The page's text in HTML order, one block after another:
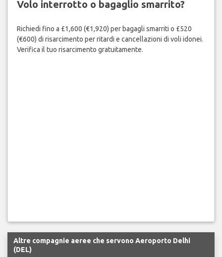
Volo interrotto o bagaglio smarrito?
Richiedi fino a £1,600 (€1,920) per bagagli smarriti o £520
(€600) di risarcimento per ritardi e cancellazioni di voli idonei.
Verifica il tuo risarcimento gratuitamente.
Altre compagnie aeree che servono Aeroporto Delhi
(DEL)